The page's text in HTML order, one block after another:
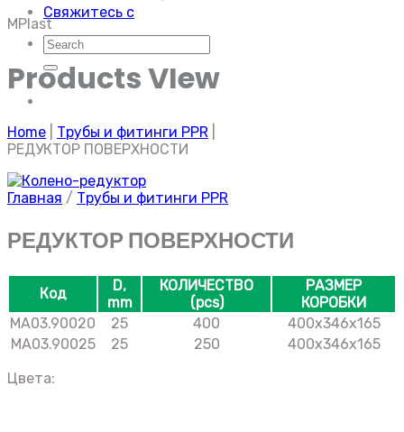
Свяжитесь с
Искать:
MPlast
Products VIew
Home Трубы и фитинги PPR
РЕДУКТОР ПОВЕРХНОСТИ
Главная / Трубы и фитинги PPR
РЕДУКТОР ПОВЕРХНОСТИ
Код
D,
mm
КОЛИЧЕСТВО
(pcs)
РАЗМЕР
КОРОБКИ
MA03.90020
25 400
400x346x165
MA03.90025
25 250
400x346x165
Цвета: